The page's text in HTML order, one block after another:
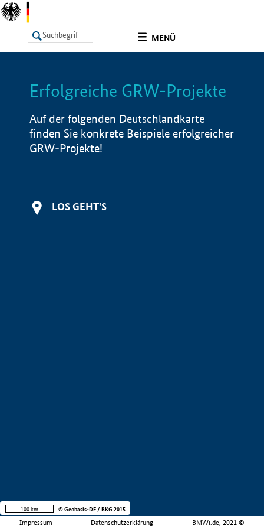
MENÜ
LISTE Info
Erfolgreiche GRW-Projekte
Auf der folgenden Deutschlandkarte
finden Sie konkrete Beispiele erfolgreicher
GRW-Projekte!
LOS GEHT'S
Impressum Datenschutzerklärung BMWi.de, 2021 ©
100 km © Geobasis-DE / BKG 2015